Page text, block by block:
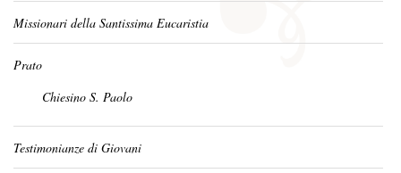
Missionari della Santissima Eucaristia
Prato
Chiesino S. Paolo
Testimonianze di Giovani